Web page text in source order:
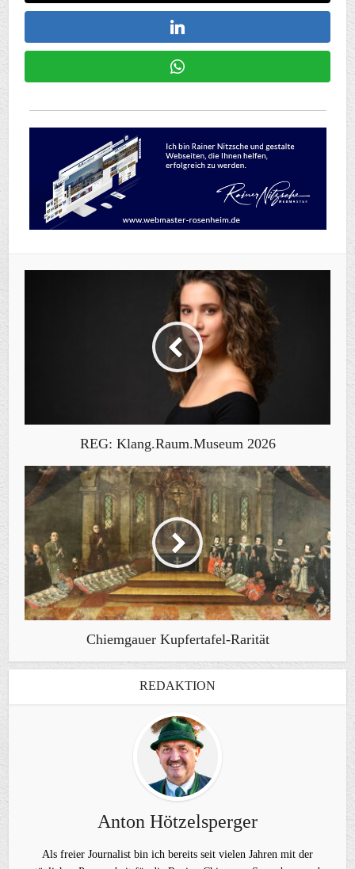
REG: Klang.Raum.Museum 2026
Chiemgauer Kupfertafel-Rarität
REDAKTION
Anton Hötzelsperger
Als freier Journalist bin ich bereits seit vielen Jahren mit der